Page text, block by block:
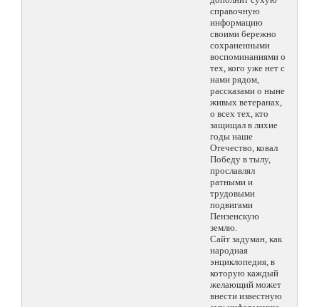
справочную
информацию
своими бережно
сохраненными
воспоминаниями о
тех, кого уже нет с
нами рядом,
рассказами о ныне
живых ветеранах,
о всех тех, кто
защищал в лихие
годы наше
Отечество, ковал
Победу в тылу,
прославлял
ратными и
трудовыми
подвигами
Пензенскую
землю.
Сайт задуман, как
народная
энциклопедия, в
которую каждый
желающий может
внести известную